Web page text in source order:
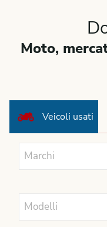
Moto,
Veicoli usati
Marchi
Modelli